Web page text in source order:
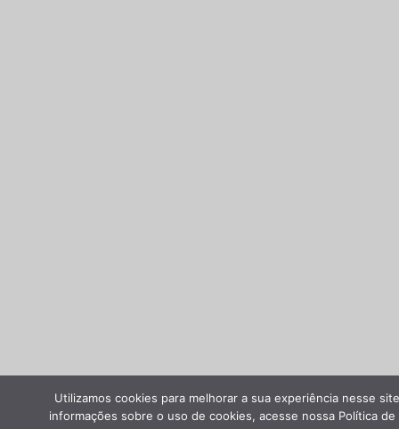
Utilizamos cookies para melhorar a sua experiência nesse
informações sobre o uso de cookies, acesse nossa Política de